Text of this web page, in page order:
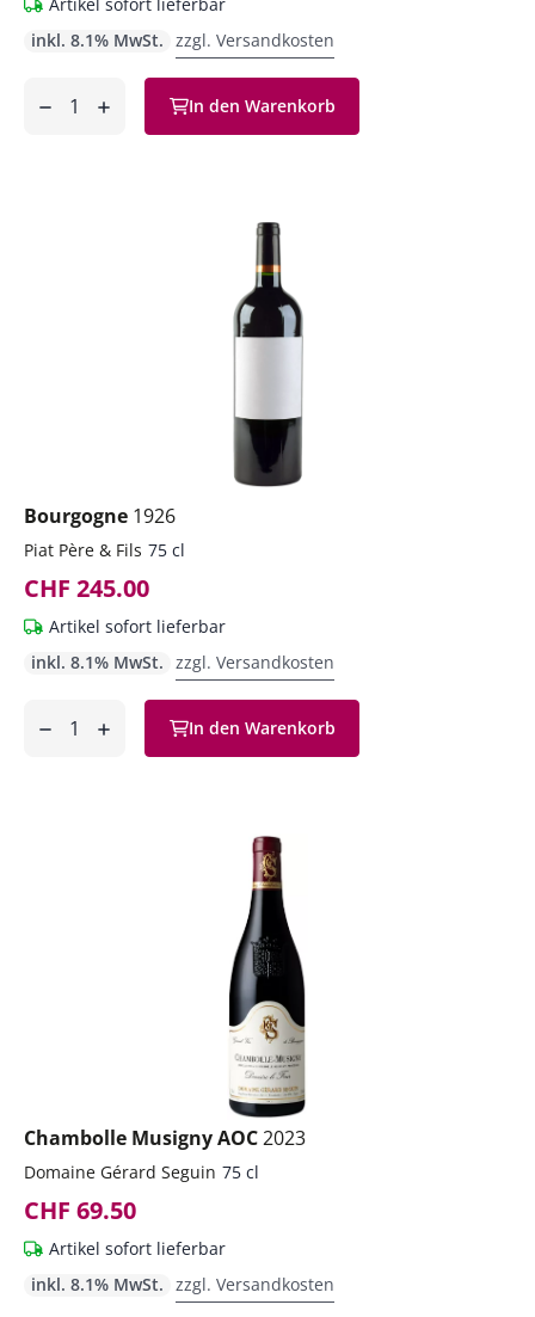
inkl. 8.1% MwSt. zzgl. Versandkosten
In den Warenkorb
Bourgogne 1926
Piat Père & Fils 75 cl
CHF 245.00
Artikel sofort lieferbar
inkl. 8.1% MwSt. zzgl. Versandkosten
In den Warenkorb
Chambolle Musigny AOC2023
Domaine Gérard Seguin 75 cl
CHF 69.50
Artikel sofort lieferbar
inkl. 8.1% MwSt. zzgl. Versandkosten